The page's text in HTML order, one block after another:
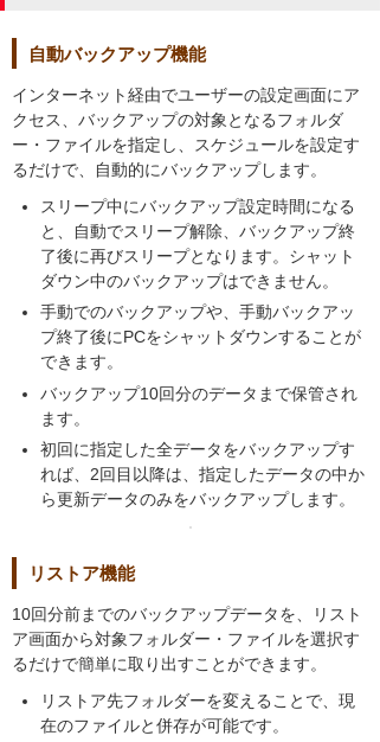
自動バックアップ機能
インターネット経由でユーザーの設定画面にア
クセス、バックアップの対象となるフォルダ
ー・ファイルを指定し、スケジュールを設定す
るだけで、自動的にバックアップします。
スリープ中にバックアップ設定時間になる
と、自動でスリープ解除、バックアップ終
了後に再びスリープとなります。シャット
ダウン中のバックアップはできません。
手動でのバックアップや、手動バックアッ
プ終了後にPCをシャットダウンすることが
できます。
バックアップ10回分のデータまで保管され
ます。
初回に指定した全データをバックアップす
れば、2回目以降は、指定したデータの中か
ら更新データのみをバックアップします。
リストア機能
10回分前までのバックアップデータを、リスト
ア画面から対象フォルダー・ファイルを選択す
るだけで簡単に取り出すことができます。
リストア先フォルダーを変えることで、現
在のファイルと併存が可能です。